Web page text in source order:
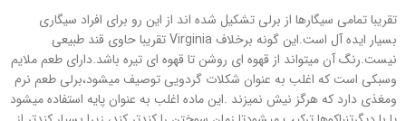
تقریبا تمامی سیگارها از برلی تشکیل شده اند از این رو برای افراد سیگاری
بسیار ایده آل است.این گونه برخلاف Virginia تقریبا حاوی قند طبیعی
نیست.رنگ آن میتواند از قهوه ای روشن تا قهوه ای تیره باشد.دارای طعم ملایم
وسبکی است که اغلب به عنوان شکلات گردویی توصیف میشود،برلی طعم نرم
ومغذی دارد که هرگز نیش نمیزند .این ماده اغلب به عنوان پایه استفاده میشود